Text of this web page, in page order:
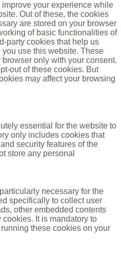
your experience while
Out of these, the cookies
are stored on your browser
of basic functionalities of
party cookies that help us
use this website. These
only with your consent.
out of these cookies. But
may affect your browsing
essential for the website to
only includes cookies that
security features of the
store any personal
necessary for the
specifically to collect user
other embedded contents
It is mandatory to
these cookies on your